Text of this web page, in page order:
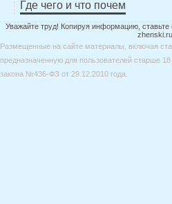
Где чего и что почем
Уважайте труд! Копируя информацию,
zhenski.ru
Размещенные на сайте материалы, включая
предназначенную для пользователей старше
закона №436-ФЗ от 29.12.2010 года.